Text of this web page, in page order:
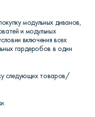
модульных диванов,
и модульных
включения всех
гардеробов в один
следующих товаров/